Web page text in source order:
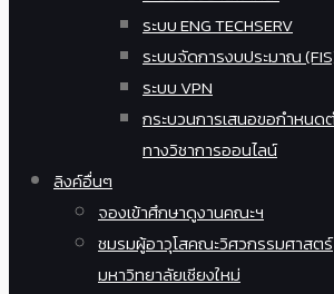
ระบบ ENG TECHSERV
ระบบจัดการงบประมาณ
ระบบ VPN
กระบวนการเสนอขอกำหนด
ทางวิชาการออนไลน์
ลิงค์อื่นๆ
จองเข้าศึกษาดูงานคณะฯ
ชมรมผู้อาวุโสคณะวิศวกรรมศาสตร์
มหาวิทยาลัยเชียงใหม่